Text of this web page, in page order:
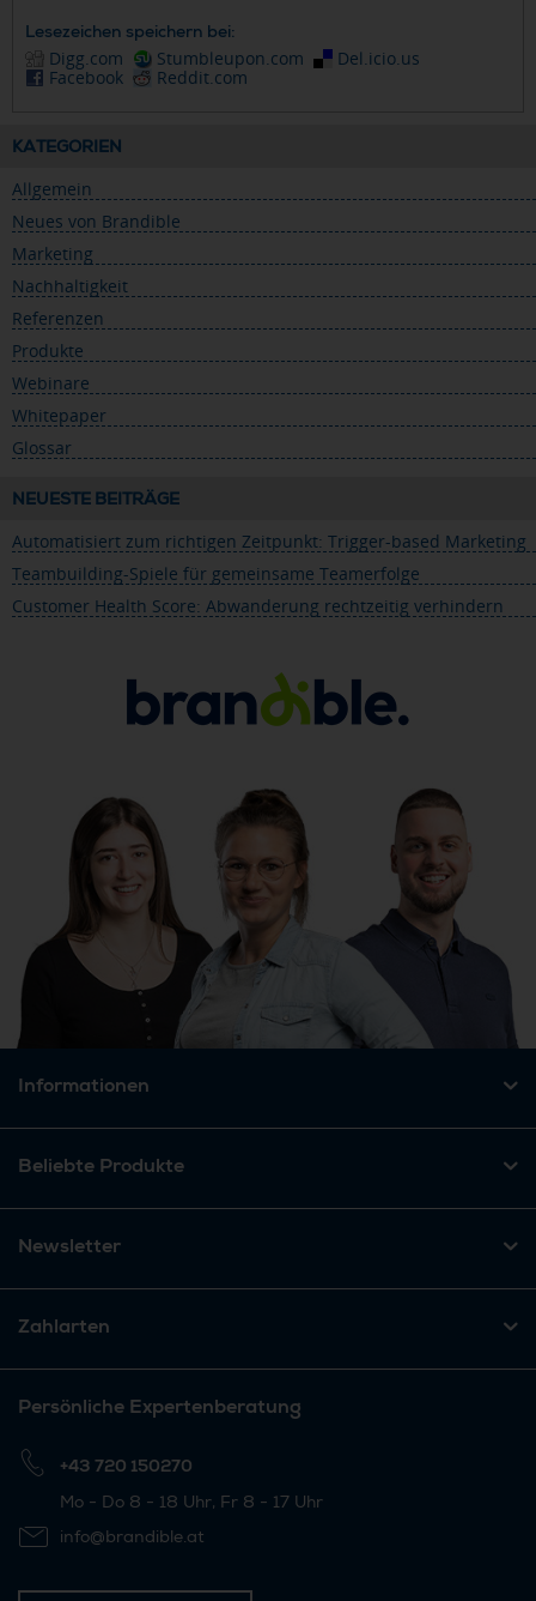
Lesezeichen speichern bei:
Digg.com Stumbleupon.com
Del.icio.us
Facebook
Reddit.com
KATEGORIEN
Allgemein
Neues von Brandible
Marketing
Nachhaltigkeit
Referenzen
Produkte
Webinare
Whitepaper
Glossar
NEUESTE BEITRÄGE
Automatisiert zum richtigen Zeitpunkt: Trigger-based Marketing
Teambuilding-Spiele für gemeinsame Teamerfolge
Customer Health Score: Abwanderung rechtzeitig verhindern
Informationen
Beliebte Produkte
Newsletter
Zahlarten
Persönliche Expertenberatung
+43 720 150270
Mo - Do 8 - 18 Uhr, Fr 8 - 17 Uhr
info@brandible.at